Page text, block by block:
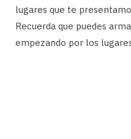
lugares que te
Recuerda que puedes
empezando por los